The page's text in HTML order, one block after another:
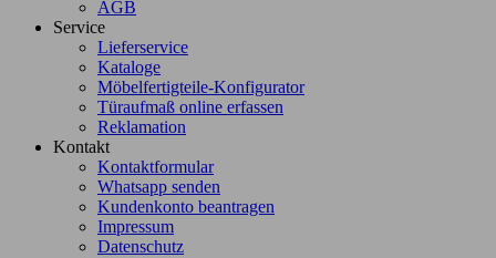
AGB
Service
Lieferservice
Kataloge
Möbelfertigteile-Konfigurator
Türaufmaß online erfassen
Reklamation
Kontakt
Kontaktformular
Whatsapp senden
Kundenkonto beantragen
Impressum
Datenschutz